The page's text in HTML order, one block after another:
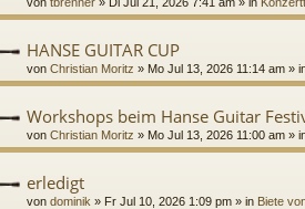
HANSE GUITAR CUP
von Christian Moritz » Mo Jul 13, 2026 11:14 am »
Workshops beim Hanse Guitar
von Christian Moritz » Mo Jul 13, 2026 11:00 am »
erledigt
von dominik » Fr Jul 10, 2026 1:09 pm » in Biete